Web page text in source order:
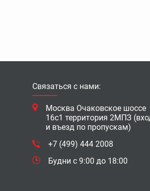
Связаться с нами:
Москва Очаковское шоссе
16с1 территория 2МПЗ
и въезд по пропускам)
+7 (499) 444 2008
Будни с 9:00 до 18:00